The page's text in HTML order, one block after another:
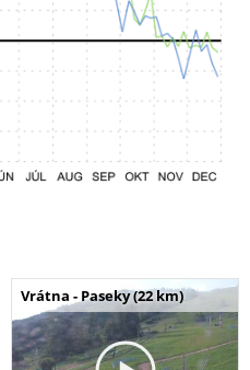
Vrátna - Paseky (22 km)